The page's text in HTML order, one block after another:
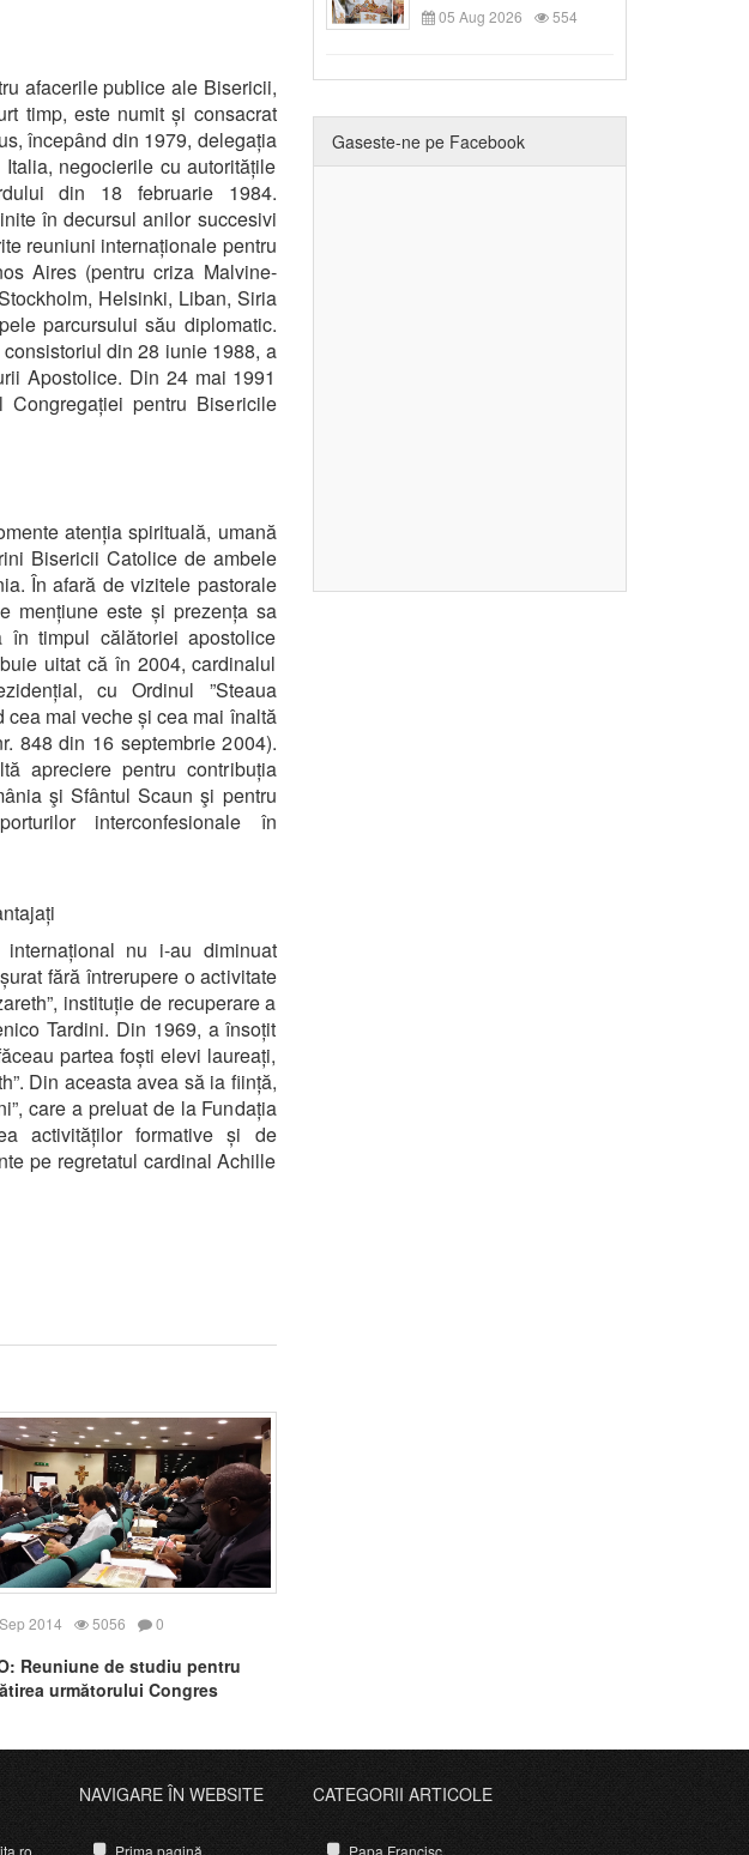
afacerile publice ale Bisericii,
timp, este numit și consacrat
începând din 1979, delegația
negocierile cu autoritățile
din 18 februarie 1984.
în decursul anilor succesivi
reuniuni internaționale pentru
Aires (pentru criza Malvine-
Helsinki, Liban, Siria
parcursului său diplomatic.
din 28 iunie 1988, a
Apostolice. Din 24 mai 1991
pentru Bisericile
atenția spirituală, umană
Bisericii Catolice de ambele
În afară de vizitele pastorale
mențiune este și prezența sa
timpul călătoriei apostolice
uitat că în 2004, cardinalul
cu Ordinul ”Steaua
cea mai veche și cea mai înaltă
848 din 16 septembrie 2004).
apreciere pentru contribuția
şi Sfântul Scaun şi pentru
interconfesionale în
nu i-au diminuat
fără întrerupere o activitate
instituție de recuperare a
Tardini. Din 1969, a însoțit
partea foști elevi laureați,
Din aceasta avea să ia ființă,
care a preluat de la Fundația
activităților formative și de
pe regretatul cardinal Achille
2014 5056 0
Reuniune de studiu pentru
următorului Congres
05 Aug 2026 554
Gaseste-ne pe Facebook
NAVIGARE ÎN WEBSITE
Prima pagină
CATEGORII ARTICOLE
Papa Francisc